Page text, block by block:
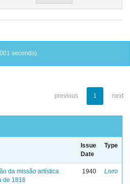
seconds).
previous 1 next
Issue
Date
Type
da missão artística
de 1816
1940 Livro